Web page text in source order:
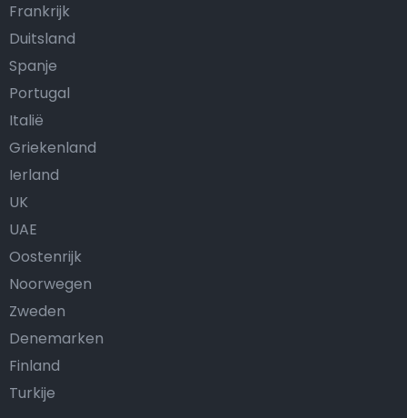
Frankrijk
Duitsland
Spanje
Portugal
Italië
Griekenland
Ierland
UK
UAE
Oostenrijk
Noorwegen
Zweden
Denemarken
Finland
Turkije